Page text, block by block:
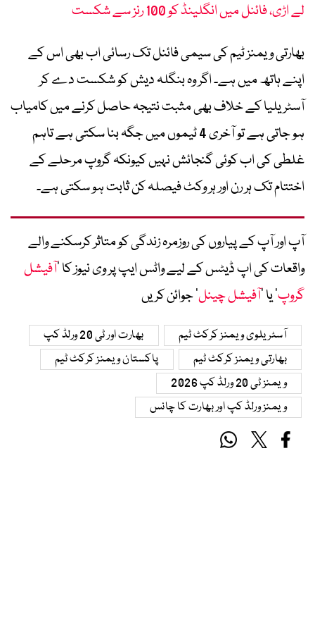
لے اڑی، فائنل میں انگلینڈ کو 100 رنز سے شکست
بھارتی ویمنز ٹیم کی سیمی فائنل تک رسائی اب بھی اس کے
اپنے ہاتھ میں ہے۔ اگر وہ بنگلہ دیش کو شکست دے کر
آسٹریلیا کے خلاف بھی مثبت نتیجہ حاصل کرنے میں کامیاب
ہو جاتی ہے تو آخری 4 ٹیموں میں جگہ بنا سکتی ہے تاہم
غلطی کی اب کوئی گنجائش نہیں کیونکہ گروپ مرحلے کے
اختتام تک ہر رن اور ہر وکٹ فیصلہ کن ثابت ہو سکتی ہے۔
آپ اور آپ کے پیاروں کی روزمرہ زندگی کو متاثر کرسکنے والے
واقعات کی اپ ڈیٹس کے لیے واٹس ایپ پر وی نیوز کا ’آفیشل
گروپ‘ یا ’آفیشل چینل‘ جوائن کریں
آسٹریلوی ویمنز کرکٹ ٹیم
بھارت اور ٹی 20 ورلڈ کپ
بھارتی ویمنز کرکٹ ٹیم
پاکستان ویمنز کرکٹ ٹیم
ویمنز ٹی 20 ورلڈ کپ 2026
ویمنز ورلڈ کپ اور بھارت کا چانس